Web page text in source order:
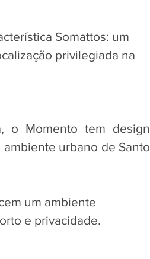
Somattos: um
privilegiada na
o Momento tem design
urbano de Santo
um ambiente
e privacidade.